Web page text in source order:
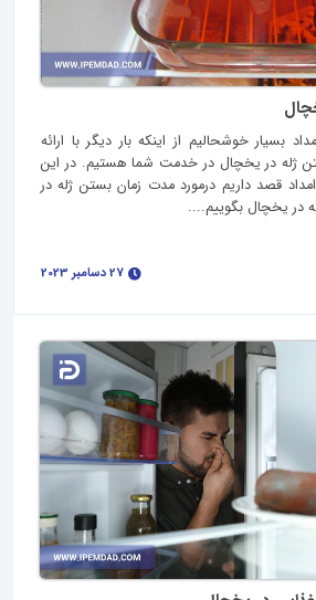
بسیار خوشحالیم از اینکه بار دیگر با ارائه
ژله در یخچال در خدمت شما هستیم. در این
قصد داریم درمورد مدت زمان بستن ژله در
در یخچال بگوییم....